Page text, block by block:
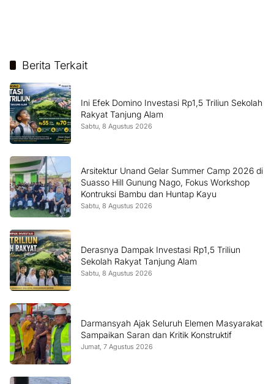
Berita Terkait
Ini Efek Domino Investasi Rp1,5 Triliun Sekolah
Rakyat Tanjung Alam
Sabtu, 8 Agustus 2026
Arsitektur Unand Gelar Summer Camp 2026 di
Suasso Hill Gunung Nago, Fokus Workshop
Kontruksi Bambu dan Huntap Kayu
Sabtu, 8 Agustus 2026
Derasnya Dampak Investasi Rp1,5 Triliun
Sekolah Rakyat Tanjung Alam
Sabtu, 8 Agustus 2026
Darmansyah Ajak Seluruh Elemen Masyarakat
Sampaikan Saran dan Kritik Konstruktif
Jumat, 7 Agustus 2026